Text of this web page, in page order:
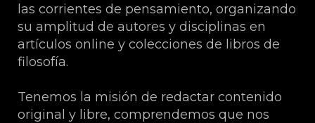
las corrientes de pensamiento, organizando
su amplitud de autores y disciplinas en
artículos online y colecciones de libros de
filosofía.
Tenemos la misión de redactar contenido
original y libre, comprendemos que nos